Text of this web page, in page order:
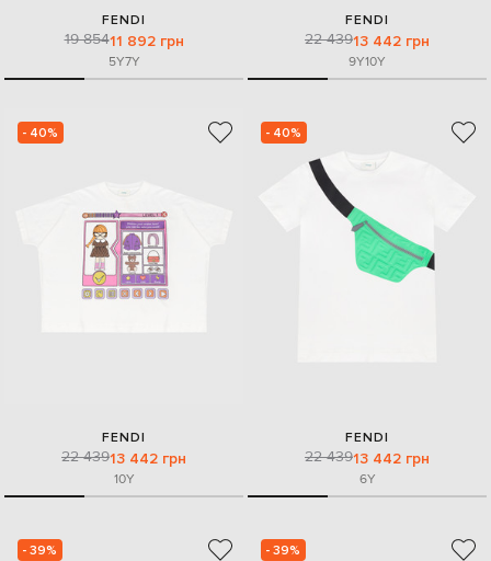
FENDI
19 85411 892 грн
5Y7Y
FENDI
22 43913 442 грн
9Y10Y
- 40%
FENDI
22 43913 442 грн
10Y
- 40%
FENDI
22 43913 442 грн
6Y
- 39% - 39%